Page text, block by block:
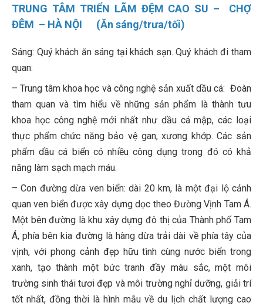
TRUNG TÂM TRIỂN LÃM ĐỆM CAO SU – CHỢ
ĐÊM – HÀ NỘI (Ăn sáng/trưa/tối)
Sáng: Quý khách ăn sáng tại khách sạn. Quý khách đi tham
quan:
– Trung tâm khoa học và công nghệ sản xuất dầu cá: Đoàn
tham quan và tìm hiểu về những sản phẩm là thành tưu
khoa học công nghệ mới nhất như dầu cá mập, các loại
thực phẩm chức năng bảo vệ gan, xương khớp. Các sản
phẩm dầu cá biển có nhiều công dụng trong đó có khả
năng làm sạch mạch máu.
– Con đường dừa ven biển: dài 20 km, là một đại lộ cảnh
quan ven biển được xây dựng dọc theo Đường Vịnh Tam Á.
Một bên đường là khu xây dựng đô thị của Thành phố Tam
Á, phía bên kia đường là hàng dừa trải dài về phía tây của
vịnh, với phong cảnh đẹp hữu tình cùng nước biển trong
xanh, tạo thành một bức tranh đầy màu sắc, một môi
trường sinh thái tươi đẹp và môi trường nghỉ dưỡng, giải trí
tốt nhất, đồng thời là hình mẫu về du lịch chất lượng cao